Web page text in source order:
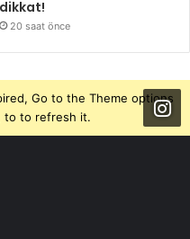
dikkat!
20 saat önce
Go to the Theme options
to to refresh it.